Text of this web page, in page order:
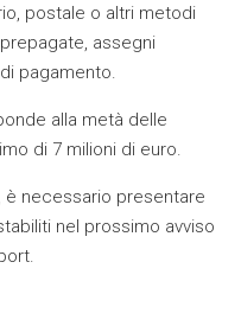
postale o altri metodi
assegni
pagamento.
alla metà delle
di 7 milioni di euro.
è necessario presentare
nel prossimo avviso